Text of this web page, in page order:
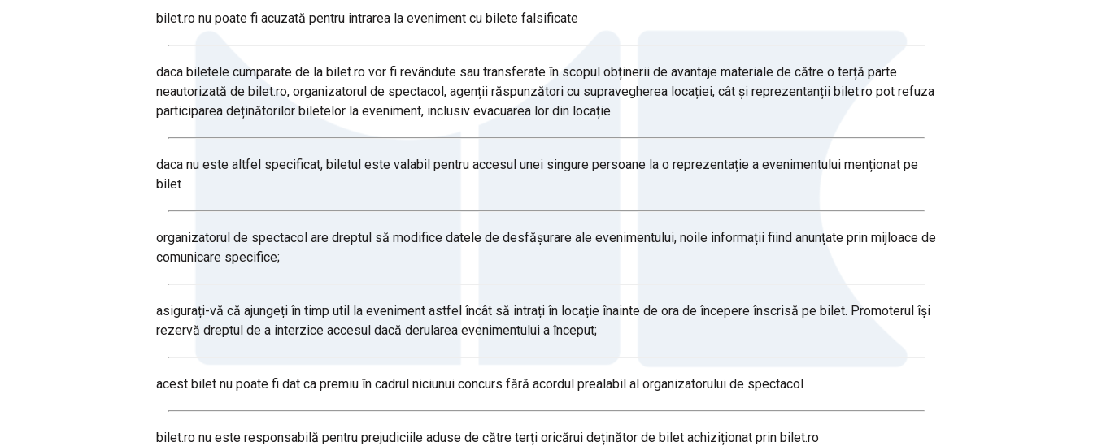
bilet.ro nu poate fi acuzată pentru intrarea la eveniment cu bilete falsificate
daca biletele cumparate de la bilet.ro vor fi revândute sau transferate în scopul obținerii de avantaje materiale de către o terță parte
neautorizată de bilet.ro, organizatorul de spectacol, agenții răspunzători cu supravegherea locației, cât și reprezentanții bilet.ro pot refuza
participarea deținătorilor biletelor la eveniment, inclusiv evacuarea lor din locație
daca nu este altfel specificat, biletul este valabil pentru accesul unei singure persoane la o reprezentație a evenimentului menționat pe
bilet
organizatorul de spectacol are dreptul să modifice datele de desfășurare ale evenimentului, noile informații fiind anunțate prin mijloace de
comunicare specifice;
asigurați-vă că ajungeți în timp util la eveniment astfel încât să intrați în locație înainte de ora de începere înscrisă pe bilet. Promoterul își
rezervă dreptul de a interzice accesul dacă derularea evenimentului a început;
acest bilet nu poate fi dat ca premiu în cadrul niciunui concurs fără acordul prealabil al organizatorului de spectacol
bilet.ro nu este responsabilă pentru prejudiciile aduse de către terți oricărui deținător de bilet achiziționat prin bilet.ro